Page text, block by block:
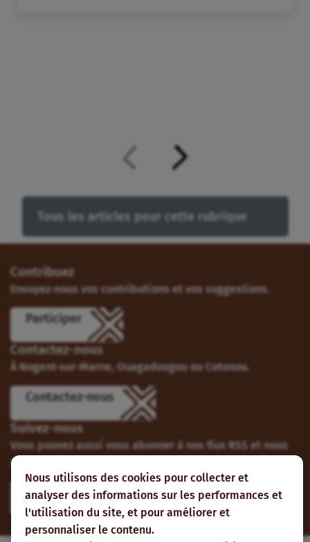
Nous utilisons des cookies pour collecter et
analyser des informations sur les performances et
l'utilisation du site, et pour améliorer et
personnaliser le contenu.
Tous les articles pour cette rubrique
Contribuez
Envoyez-nous vos contributions et vos suggestions.
Participer
Contactez-nous
À Nogent-sur-Marne, Ouagadougou ou Cotonou.
Contactez-nous
Suivez-nous
Vous pouvez aussi vous abonner à nos flux RSS et nous
suivre sur les réseaux sociaux.